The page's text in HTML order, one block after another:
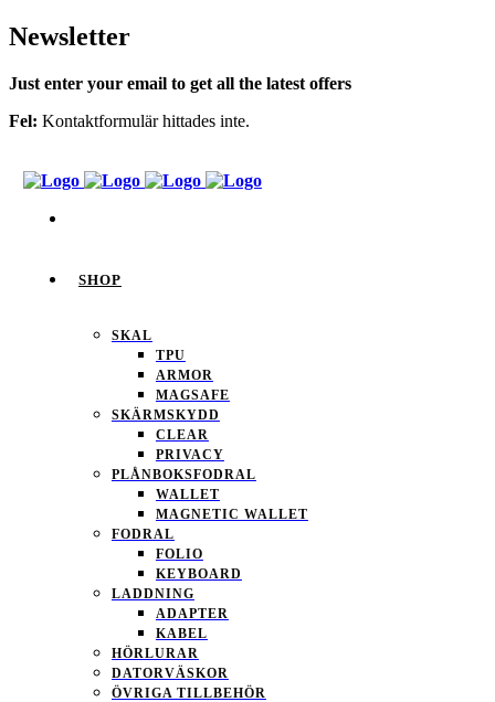
Newsletter
Just enter your email to get all the latest offers
Fel: Kontaktformulär hittades inte.
SHOP
SKAL
TPU
ARMOR
MAGSAFE
SKÄRMSKYDD
CLEAR
PRIVACY
PLÅNBOKSFODRAL
WALLET
MAGNETIC WALLET
FODRAL
FOLIO
KEYBOARD
LADDNING
ADAPTER
KABEL
HÖRLURAR
DATORVÄSKOR
ÖVRIGA TILLBEHÖR